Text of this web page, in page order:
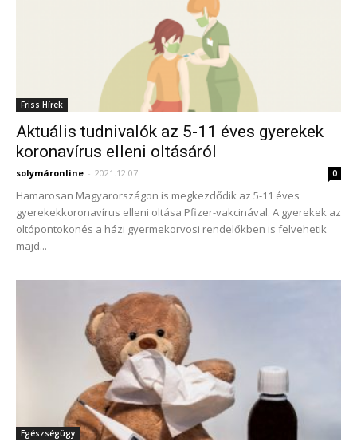
Friss Hírek
Aktuális tudnivalók az 5-11 éves gyerekek
koronavírus elleni oltásáról
solymáronline - 2021.12.07. 0
Hamarosan Magyarországon is megkezdődik az 5-11 éves
gyerekekkoronavírus elleni oltása Pfizer-vakcinával. A gyerekek az
oltópontokonés a házi gyermekorvosi rendelőkben is felvehetik
majd...
Egészségügy